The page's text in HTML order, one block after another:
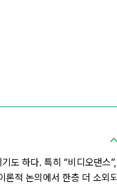
도 하다. 특히 “비디오댄스”,
적 논의에서 한층 더 소외되